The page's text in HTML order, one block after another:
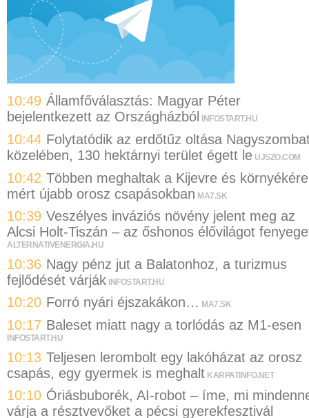
10:49 Államfőválasztás: Magyar Péter
bejelentkezett az Országházból
INFOSTART.HU
10:44 Folytatódik az erdőtűz oltása
közelében, 130 hektárnyi terület égett le UJSZO.COM
10:42 Többen meghaltak a Kijevre és környékére
mért újabb orosz csapásokban MA7.SK
10:39 Veszélyes inváziós növény jelent meg az
Alcsi Holt-Tiszán – az őshonos élővilágot
ALTERNATIVENERGIA.HU
10:36 Nagy pénz jut a Balatonhoz, a turizmus
fejlődését várják INFOSTART.HU
10:20 Forró nyári éjszakákon… MA7.SK
10:17 Baleset miatt nagy a torlódás az M1-esen
INFOSTART.HU
10:13 Teljesen lerombolt egy lakóházat az orosz
csapás, egy gyermek is meghalt KARPATINFO.NET
10:10 Óriásbuborék, AI-robot – íme, mi
várja a résztvevőket a pécsi gyerekfesztivál